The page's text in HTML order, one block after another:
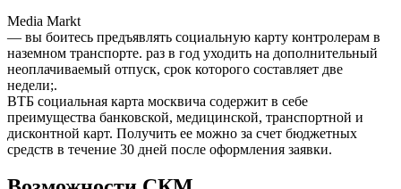
Media Markt
— вы боитесь предъявлять социальную карту контролерам в
наземном транспорте. раз в год уходить на дополнительный
неоплачиваемый отпуск, срок которого составляет две
недели;.
ВТБ социальная карта москвича содержит в себе
преимущества банковской, медицинской, транспортной и
дисконтной карт. Получить ее можно за счет бюджетных
средств в течение 30 дней после оформления заявки.